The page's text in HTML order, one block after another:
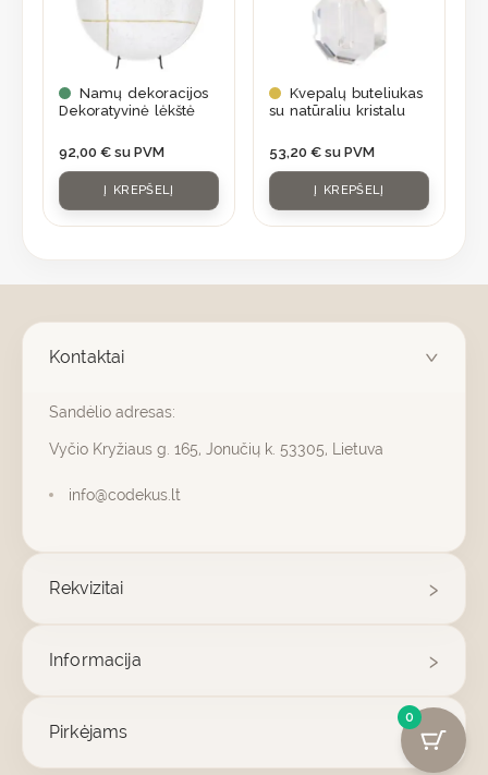
Namų dekoracijos
Dekoratyvinė lėkštė
92,00 € su PVM
Į KREPŠELĮ
Kvepalų buteliukas
su natūraliu kristalu
53,20 € su PVM
Į KREPŠELĮ
Kontaktai
Sandėlio adresas:
Vyčio Kryžiaus g. 165, Jonučių k. 53305, Lietuva
info@codekus.lt
Rekvizitai
Informacija
Pirkėjams
0